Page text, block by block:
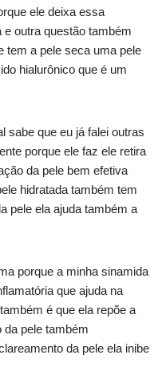
ele deixa essa
outra questão também
tem a pele seca uma pele
hialurônico que é um
sabe que eu já falei outras
porque ele faz ele retira
da pele bem efetiva
hidratada também tem
pele ela ajuda também a
porque a minha sinamida
que ajuda na
é que ela repõe a
da pele também
da pele ela inibe